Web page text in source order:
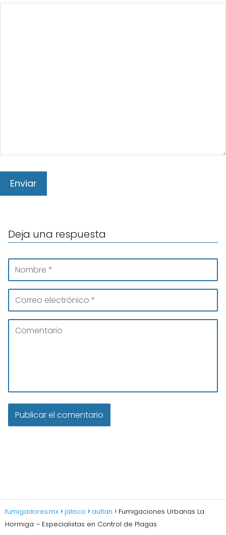
Deja una respuesta
fumigadores.mx jalisco autlan
Fumigaciones Urbanas La
Hormiga – Especialistas en Control de Plagas